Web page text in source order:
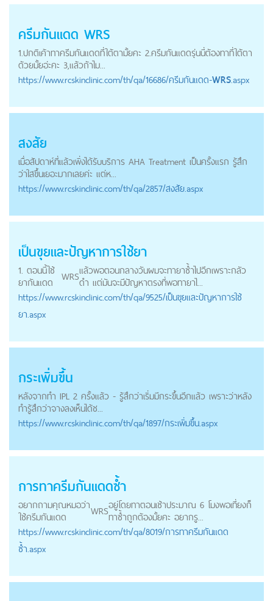
ครีมกันแดด WRS
1.ปกติเค้าทาครีมกันแดดที่ใต้ตามั้ยคะ 2.ครีมกันแดดรุ่นนี่ต้องทาที่ใต้ตา
ด้วยมั้ยอ่ะคะ 3,แล้วถ้าไม...
https://www.rcskinclinic.com/th/qa/16686/ครีมกันแดด-WRS.aspx
สงสัย
เมื่อสัปดาห์ที่แล้วเพิ่งได้รับบริการ AHA Treatment เป็นครั้งแรก รู้สึก
ว่าใสขึ้นเยอะมากเลยค่ะ แต่ห...
https://www.rcskinclinic.com/th/qa/2857/สงสัย.aspx
เป็นขุยและปัญหาการใช้ยา
1. ตอนนี้ใช้
ยากันแดด WRSแล้วพอตอนกลางวันผมจะทายาซ้ำไปอีกเพราะกลัว
ดำ แต่มันจะมีปัญหาตรงที่พอทายาไ...
https://www.rcskinclinic.com/th/qa/9525/เป็นขุยและปัญหาการใช้
ยา.aspx
กระเพิ่มขึ้น
หลังจากทำ IPL 2 ครั้งแล้ว - รู้สึกว่าเริ่มมีกระขึ้นอีกแล้ว เพราะว่าหลัง
ทำรู้สึกว่าจางลงเห็นได้ช...
https://www.rcskinclinic.com/th/qa/1897/กระเพิ่มขึ้น.aspx
การทาครีมกันแดดซ้ำ
อยากถามคุณหมอว่า
ใช้ครีมกันแดด
WRSอยู่โดยทาตอนเช้าประมาณ 6 โมงพอเที่ยงก็
ทาซ้ำถูกต้องมั้ยคะ อยากรู...
https://www.rcskinclinic.com/th/qa/8019/การทาครีมกันแดด
ซ้ำ.aspx